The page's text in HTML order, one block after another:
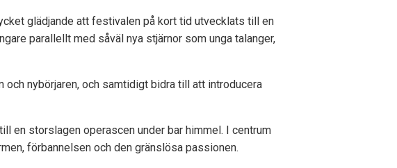
glädjande att festivalen på kort tid utvecklats till en
parallellt med såväl nya stjärnor som unga talanger,
nybörjaren, och samtidigt bidra till att introducera
en storslagen operascen under bar himmel. I centrum
förbannelsen och den gränslösa passionen.